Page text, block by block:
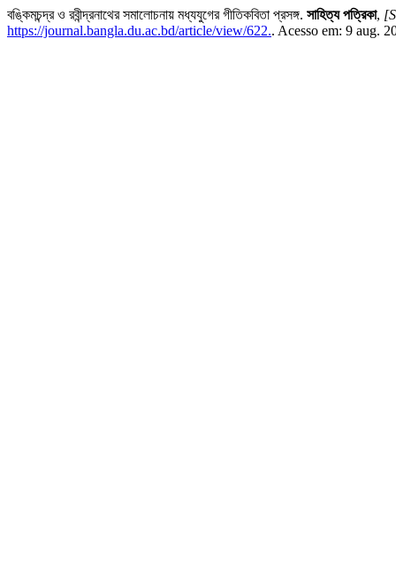
বঙ্কিমচন্দ্র ও রবীন্দ্রনাথের সমালোচনায় মধ্যযুগের গীতিকবিতা প্রসঙ্গ. সাহিত্য পত্রিকা,
https://journal.bangla.du.ac.bd/article/view/622.. Acesso em: 9 aug.